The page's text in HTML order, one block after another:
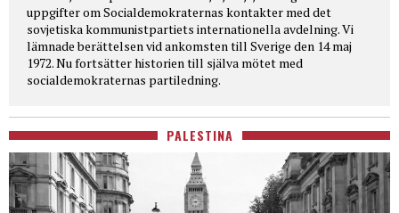
uppgifter om Socialdemokraternas kontakter med det
sovjetiska kommunistpartiets internationella avdelning. Vi
lämnade berättelsen vid ankomsten till Sverige den 14 maj
1972. Nu fortsätter historien till själva mötet med
socialdemokraternas partiledning.
PALESTINA